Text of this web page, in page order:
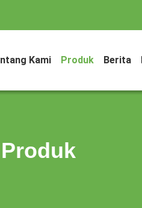
Kami Produk Berita